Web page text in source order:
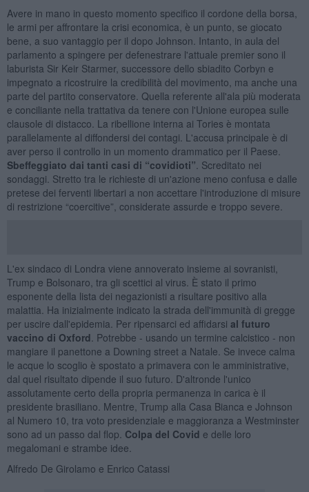
Avere in mano in questo momento specifico il cordone della borsa,
le armi per affrontare la crisi economica, è un punto, se giocato
bene, a suo vantaggio per il dopo Johnson. Intanto, in aula del
parlamento a spingere per defenestrare l'attuale premier sono il
laburista Sir Keir Starmer, successore dello sbiadito Corbyn e
impegnato a ricostruire la credibilità del movimento, ma anche una
parte del partito conservatore. Quella referente all'ala più moderata
e conciliante nella trattativa da tenere con l'Unione europea sulle
clausole di distacco. La ribellione interna ai Tories è montata
parallelamente al diffondersi dei contagi. L'accusa principale è di
aver perso il controllo in un momento drammatico per il Paese.
Sbeffeggiato dai tanti casi di “covidioti” . Screditato nei
sondaggi. Stretto tra le richieste di un'azione meno confusa e dalle
pretese dei ferventi libertari a non accettare l'introduzione di misure
di restrizione “coercitive”, considerate assurde e troppo severe.
L'ex sindaco di Londra viene annoverato insieme ai sovranisti,
Trump e Bolsonaro, tra gli scettici al virus. È stato il primo
esponente della lista dei negazionisti a risultare positivo alla
malattia. Ha inizialmente indicato la strada dell'immunità di gregge
per uscire dall'epidemia. Per ripensarci ed affidarsi al futuro
vaccino di Oxford . Potrebbe - usando un termine calcistico - non
mangiare il panettone a Downing street a Natale. Se invece calma
le acque lo scoglio è spostato a primavera con le amministrative,
dal quel risultato dipende il suo futuro. D'altronde l'unico
assolutamente certo della propria permanenza in carica è il
presidente brasiliano. Mentre, Trump alla Casa Bianca e Johnson
al Numero 10, tra voto presidenziale e maggioranza a Westminster
sono ad un passo dal flop. Colpa del Covid e delle loro
megalomani e strambe idee.
Alfredo De Girolamo e Enrico Catassi